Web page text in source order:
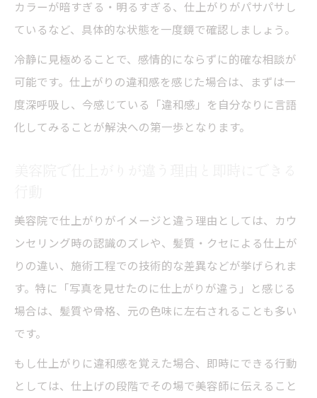
美容院でカラーやカットのやり直しを気ま
美容院にお直し連絡する際の気まずさを減
美容院で仕上がりが違う場合のやさしい伝
え方
美容院お直し電話の仕方と気持ちを伝える
言葉選び
美容院で不安を感じずにお直しをお願いす
カラーやカットのやり直し美容院での適切な相
談方法
カラーが暗すぎる・明るすぎる、仕上がりがパサパサし
ているなど、具体的な状態を一度鏡で確認しましょう。
冷静に見極めることで、感情的にならずに的確な相談が
可能です。仕上がりの違和感を感じた場合は、まずは一
度深呼吸し、今感じている「違和感」を自分なりに言語
化してみることが解決への第一歩となります。
美容院で仕上がりがイメージと違う理由としては、カウ
ンセリング時の認識のズレや、髪質・クセによる仕上が
りの違い、施術工程での技術的な差異などが挙げられま
す。特に「写真を見せたのに仕上がりが違う」と感じる
場合は、髪質や骨格、元の色味に左右されることも多い
です。
もし仕上がりに違和感を覚えた場合、即時にできる行動
としては、仕上げの段階でその場で美容師に伝えること